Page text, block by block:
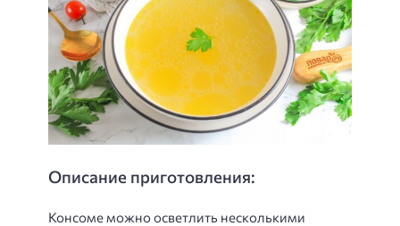
Описание приготовления:
Консоме можно осветлить несколькими